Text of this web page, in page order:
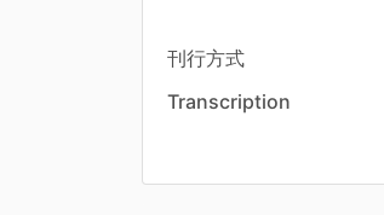
刊行方式
Transcription